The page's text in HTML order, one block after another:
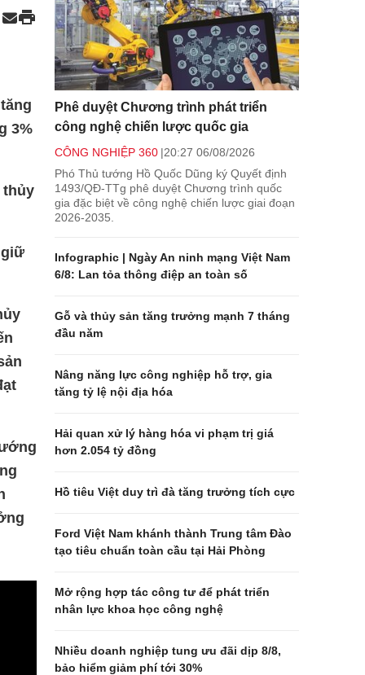
3%
thủy
giữ
Phê duyệt Chương trình phát triển
công nghệ chiến lược quốc gia
CÔNG NGHIỆP 360 20:27 06/08/2026
Phó Thủ tướng Hồ Quốc Dũng ký Quyết định
1493/QĐ-TTg phê duyệt Chương trình quốc
gia đặc biệt về công nghệ chiến lược giai đoạn
2026-2035.
Infographic | Ngày An ninh mạng Việt Nam
6/8: Lan tỏa thông điệp an toàn số
Gỗ và thủy sản tăng trưởng mạnh 7 tháng
đầu năm
Nâng năng lực công nghiệp hỗ trợ, gia
tăng tỷ lệ nội địa hóa
Hải quan xử lý hàng hóa vi phạm trị giá
hơn 2.054 tỷ đồng
Hồ tiêu Việt duy trì đà tăng trưởng tích cực
Ford Việt Nam khánh thành Trung tâm Đào
tạo tiêu chuẩn toàn cầu tại Hải Phòng
Mở rộng hợp tác công tư để phát triển
nhân lực khoa học công nghệ
Nhiều doanh nghiệp tung ưu đãi dịp 8/8,
bảo hiểm giảm phí tới 30%